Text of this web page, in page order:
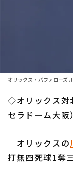
ファーム東
ファーム西地
選手名鑑ト
北海道
東北楽
埼玉西
ニュース
設定
オリックス・バファローズ
◇オリックス対
セラドーム大阪）
オリックスの
打無四死球1奪